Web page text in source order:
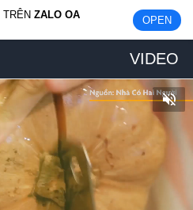
TRÊNZALO OA OPEN
VIDEO